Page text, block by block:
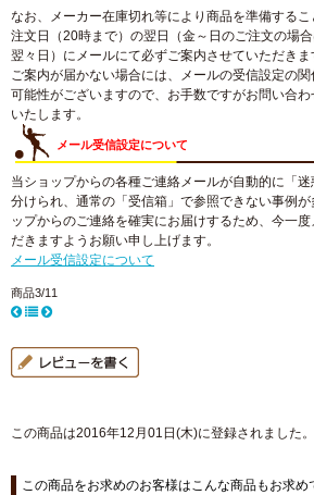
なお、メーカー在庫切れ等により商品を準備する
注文日（20時まで）の翌日（金～日のご注文の場
翌々日）にメールにて必ずご案内させていただきま
ご案内が届かない場合には、メールの受信設定の
可能性がございますので、お手数ですがお問い合
いたします。
メール受信設定について
当ショップからの各種ご連絡メールが自動的に「
分けられ、通常の「受信箱」で参照できない事例
ップからのご連絡を確実にお届けするため、今一
だきますようお願い申し上げます。
メール受信設定について
商品3/11
この商品は2016年12月01日(木)に登録されました。
この商品をお求めのお客様はこんな商品もお求め